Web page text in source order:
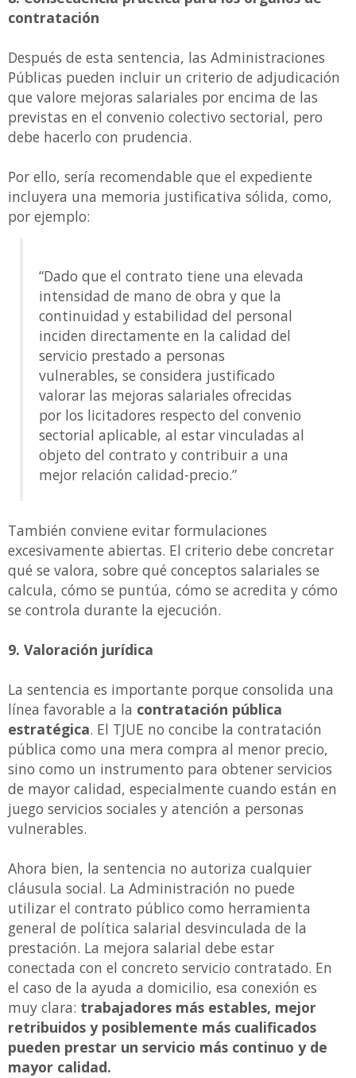
contratación
Después de esta sentencia, las Administraciones
Públicas pueden incluir un criterio de adjudicación
que valore mejoras salariales por encima de las
previstas en el convenio colectivo sectorial, pero
debe hacerlo con prudencia.
Por ello, sería recomendable que el expediente
incluyera una memoria justificativa sólida, como,
por ejemplo:
“Dado que el contrato tiene una elevada
intensidad de mano de obra y que la
continuidad y estabilidad del personal
inciden directamente en la calidad del
servicio prestado a personas
vulnerables, se considera justificado
valorar las mejoras salariales ofrecidas
por los licitadores respecto del convenio
sectorial aplicable, al estar vinculadas al
objeto del contrato y contribuir a una
mejor relación calidad-precio.”
También conviene evitar formulaciones
excesivamente abiertas. El criterio debe concretar
qué se valora, sobre qué conceptos salariales se
calcula, cómo se puntúa, cómo se acredita y cómo
se controla durante la ejecución.
9. Valoración jurídica
La sentencia es importante porque consolida una
línea favorable a la contratación pública
estratégica. El TJUE no concibe la contratación
pública como una mera compra al menor precio,
sino como un instrumento para obtener servicios
de mayor calidad, especialmente cuando están en
juego servicios sociales y atención a personas
vulnerables.
Ahora bien, la sentencia no autoriza cualquier
cláusula social. La Administración no puede
utilizar el contrato público como herramienta
general de política salarial desvinculada de la
prestación. La mejora salarial debe estar
conectada con el concreto servicio contratado. En
el caso de la ayuda a domicilio, esa conexión es
muy clara: trabajadores más estables, mejor
retribuidos y posiblemente más cualificados
pueden prestar un servicio más continuo y de
mayor calidad.